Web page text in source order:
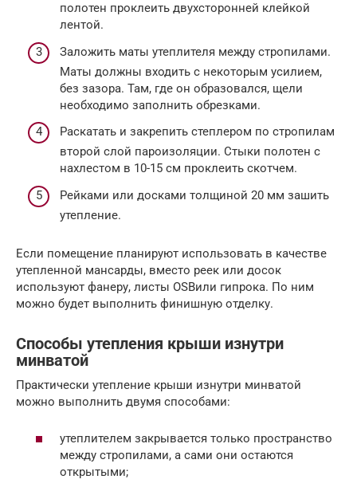
полотен проклеить двухсторонней клейкой
лентой.
Заложить маты утеплителя между стропилами.
Маты должны входить с некоторым усилием,
без зазора. Там, где он образовался, щели
необходимо заполнить обрезками.
Раскатать и закрепить степлером по стропилам
второй слой пароизоляции. Стыки полотен с
нахлестом в 10-15 см проклеить скотчем.
Рейками или досками толщиной 20 мм зашить
утепление.
Если помещение планируют использовать в качестве
утепленной мансарды, вместо реек или досок
используют фанеру, листы OSBили гипрока. По ним
можно будет выполнить финишную отделку.
Способы утепления крыши изнутри
минватой
Практически утепление крыши изнутри минватой
можно выполнить двумя способами:
утеплителем закрывается только пространство
между стропилами, а сами они остаются
открытыми;